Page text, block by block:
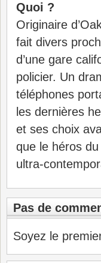
Quoi ?
Originaire
fait divers
d’une gare
policier. Un
téléphones
les dernières
et ses choix
que le héros
ultra-
Pas de
Soyez le